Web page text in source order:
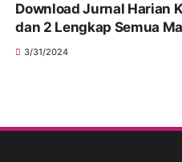
Download Jurnal Harian
dan 2 Lengkap Semua
3/31/2024